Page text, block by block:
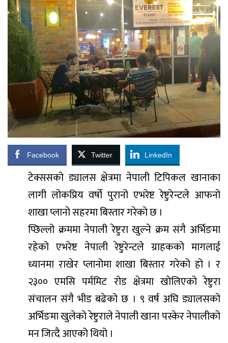
Facebook Twitter LinkedIn
टेक्ससको ड्यालस क्षेत्रमा नेपाली टिपिकल खानाका
लागी लोकप्रिय वर्षो पुरानो एभरेष्ट रेष्टुरेन्टले आफनो
शाखा प्लानो सहरमा बिस्तार गरेको छ ।
प्छिल्लो क्रममा नेपाली रेष्टुरा खुल्ने क्रम संगै अर्भिङमा
रहेको एभरेष्ट नेपाली रेष्टुरेन्टले ग्राहकको मागलाई
ध्यानमा राखेर प्लानोमा शाखा बिस्तार गरेको हो । र
२३०० एमसि पर्ममिट रोड क्षेत्रमा खोलिएको रेष्टुरा
संचालन संगै भीड बढेको छ । ९ वर्ष अघि ड्यालसको
अर्भिङमा खुलेको रेष्टुराले नेपाली खाना पस्केर नेपालीको
मन जित्दै आएको थियो ।